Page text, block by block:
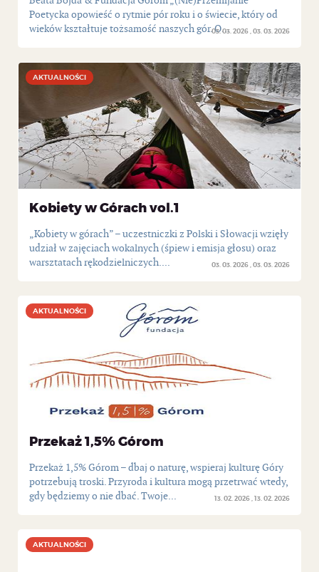
03. 03. 2026 03. 03. 2026
Poetycka opowieść o rytmie pór roku i o świecie, który od
wieków kształtuje tożsamość naszych gór. O...
Kobiety w Górach vol.1
AKTUALNOŚCI
03. 03. 2026 03. 03. 2026
„Kobiety w górach” – uczestniczki z Polski i Słowacji wzięły
udział w zajęciach wokalnych (śpiew i emisja głosu) oraz
warsztatach rękodzielniczych....
AKTUALNOŚCI
Przekaż 1,5% Górom
AKTUALNOŚCI
13. 02. 2026 13. 02. 2026
Przekaż 1,5% Górom – dbaj o naturę, wspieraj kulturę Góry
potrzebują troski. Przyroda i kultura mogą przetrwać wtedy,
gdy będziemy o nie dbać. Twoje...
AKTUALNOŚCI
AKTUALNOŚCI
AKTUALNOŚCI